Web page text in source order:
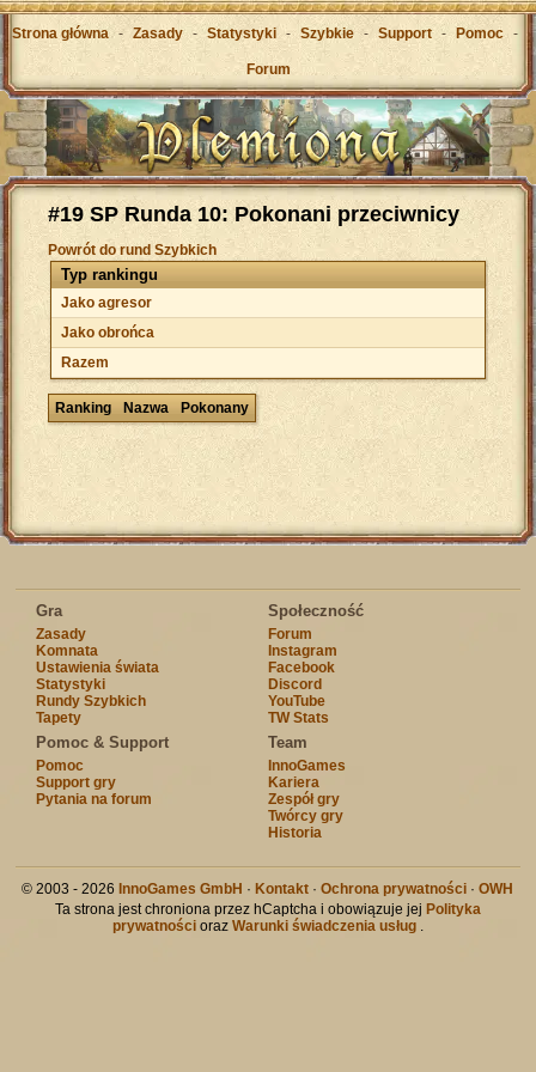
Strona główna - Zasady - Statystyki - Szybkie - Support - Pomoc -
Forum
#19 SP Runda 10: Pokonani przeciwnicy
Powrót do rund Szybkich
Typ rankingu
Jako agresor
Jako obrońca
Razem
Ranking Nazwa Pokonany
Gra
Zasady
Komnata
Ustawienia świata
Statystyki
Rundy Szybkich
Tapety
Społeczność
Forum
Instagram
Facebook
Discord
YouTube
TW Stats
Pomoc & Support
Pomoc
Support gry
Pytania na forum
Team
InnoGames
Kariera
Zespół gry
Twórcy gry
Historia
© 2003 - 2026 InnoGames GmbH · Kontakt ·Ochrona prywatności ·OWH
Ta strona jest chroniona przez hCaptcha i obowiązuje jej Polityka
prywatnościoraz Warunki świadczenia usług.